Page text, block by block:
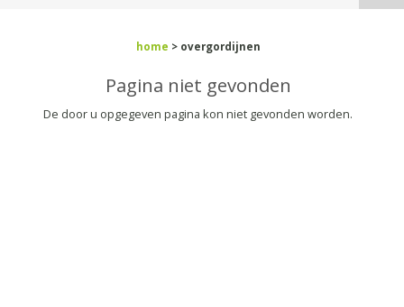
home > overgordijnen
Pagina niet gevonden
De door u opgegeven pagina kon niet gevonden worden.